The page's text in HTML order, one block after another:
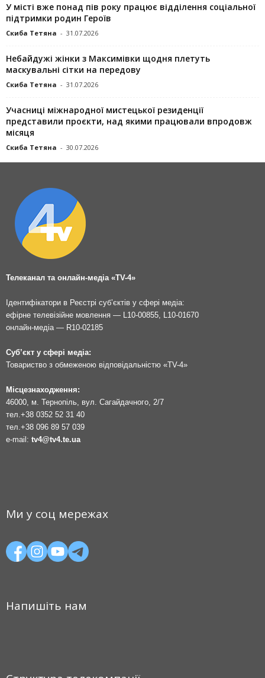
У місті вже понад пів року працює відділення соціальної
підтримки родин Героїв
Скиба Тетяна - 31.07.2026
Небайдужі жінки з Максимівки щодня плетуть
маскувальні сітки на передову
Скиба Тетяна - 31.07.2026
Учасниці міжнародної мистецької резиденції
представили проєкти, над якими працювали впродовж
місяця
Скиба Тетяна - 30.07.2026
Телеканал та онлайн-медіа «TV-4»
Ідентифікатори в Реєстрі суб’єктів у сфері медіа:
ефірне телевізійне мовлення — L10-00855, L10-01670
онлайн-медіа — R10-02185
Суб’єкт у сфері медіа:
Товариство з обмеженою відповідальністю «TV-4»
Місцезнаходження:
46000, м. Тернопіль, вул. Сагайдачного, 2/7
тел. +38 0352 52 31 40
тел. +38 096 89 57 039
e-mail: tv4@tv4.te.ua
Ми у соц мережах
Напишіть нам